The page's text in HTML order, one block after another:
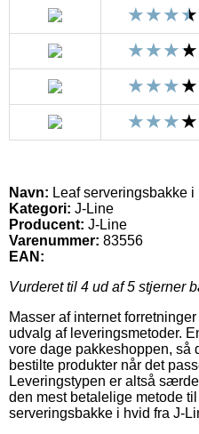
Navn: Leaf serveringsbakke
Kategori: J-Line
Producent: J-Line
Varenummer: 83556
EAN:
Vurderet til 4 ud af 5 stjerner
Masser af internet
udvalg af leveringsmetoder.
vore dage pakkeshoppen, så
bestilte produkter når det
Leveringstypen er altså
den mest betalelige metode
serveringsbakke i hvid fra J-